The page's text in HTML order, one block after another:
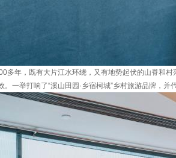
多年，既有大片江水环绕，又有地势起伏的山脊和
一举打响了“溪山田园·乡宿柯城”乡村旅游品牌，并